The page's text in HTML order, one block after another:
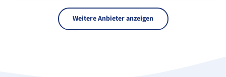
Weitere Anbieter anzeigen